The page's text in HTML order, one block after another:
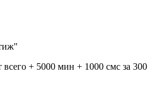
+ 5000 мин + 1000 смс за 300